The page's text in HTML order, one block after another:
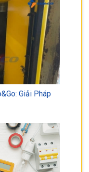
Giải Pháp